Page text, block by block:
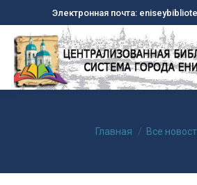
Электронная почта:
Вы здесь:
Главная Все